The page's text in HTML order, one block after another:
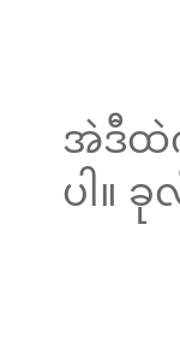
အဲဒီထဲက
ပါ။